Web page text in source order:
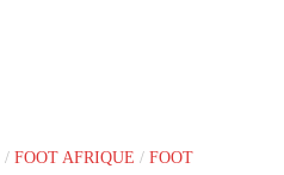
/ FOOT AFRIQUE / FOOT